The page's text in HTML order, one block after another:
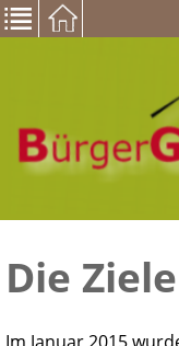
Die Ziele